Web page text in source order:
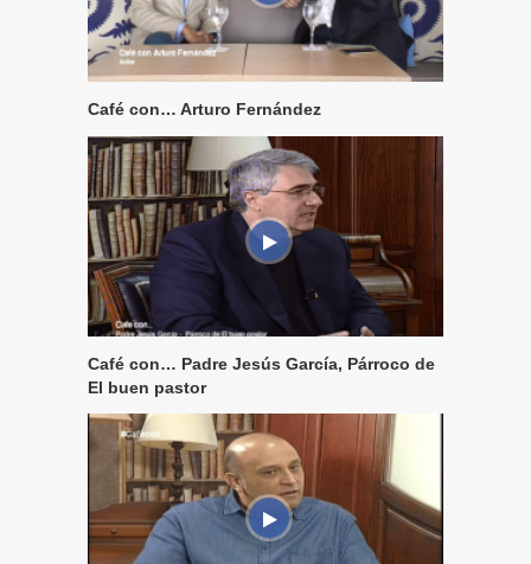
Café con… Arturo Fernández
Café con… Padre Jesús García, Párroco de
El buen pastor